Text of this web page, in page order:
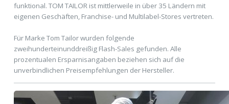
funktional. TOM TAILOR ist mittlerweile in über 35 Ländern mit
eigenen Geschäften, Franchise- und Multilabel-Stores vertreten.
Für Marke Tom Tailor wurden folgende
zweihunderteinunddreißig Flash-Sales gefunden. Alle
prozentualen Ersparnisangaben beziehen sich auf die
unverbindlichen Preisempfehlungen der Hersteller.